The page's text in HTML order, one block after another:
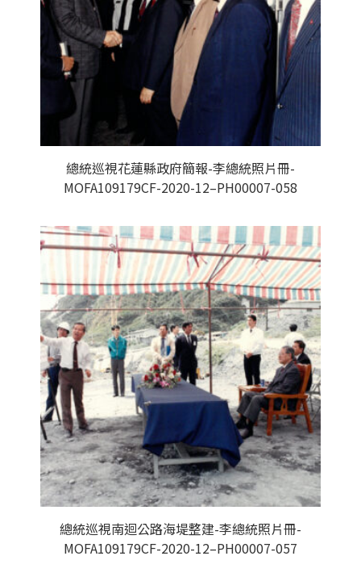
總統巡視花蓮縣政府簡報-李總統照片冊-
MOFA109179CF-2020-12–PH00007-058
總統巡視南迴公路海堤整建-李總統照片冊-
MOFA109179CF-2020-12–PH00007-057